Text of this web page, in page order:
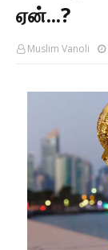
ஏன்...?
Muslim Vanoli